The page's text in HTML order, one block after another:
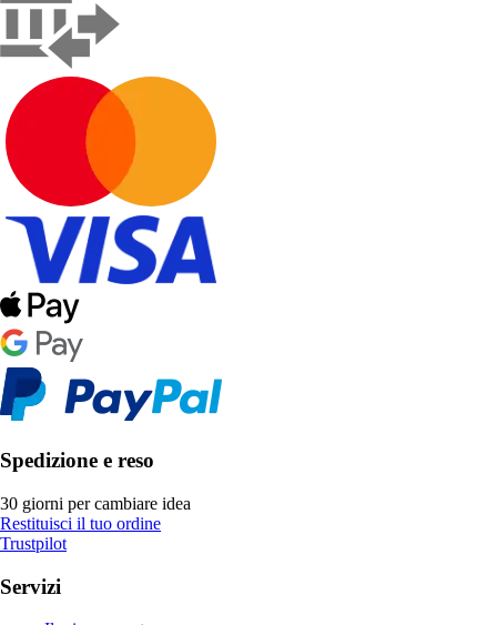
Spedizione e reso
30 giorni per cambiare idea
Restituisci il tuo ordine
Trustpilot
Servizi